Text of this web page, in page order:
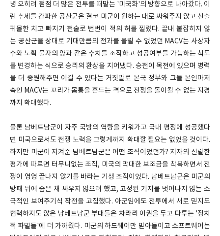
녕 오히려 점점 더 많은 전투를 떠맡는 '미국화'의 방향으로 나아갔다. 이
런 추세를 간파한 공산군은 결코 미군이 원하는 대로 싸워주지 않고 신출
귀몰한 치고 빠지기 전술로 번번이 적의 허를 찔렀다. 끝내 붙잡히지 않
는 공산군을 상대로 기대만큼의 전과를 올릴 수 없었던 MACV는 사상자
수와 노획 물자의 양과 같은 수치를 조작하고 성공여부를 가늠하는 척도
를 변경하는 식으로 승리의 환상을 지어냈다. 승전이 목전에 있으며 병력
을 더 증원해주면 이길 수 있다는 거짓말로 본국 정부와 그들 본인마저
속인 MACV는 꼬리가 몸통을 흔드는 격으로 전쟁을 돌이킬 수 없는 지경
까지 확대했다.
물론 남베트남군이 자주 국방의 역량을 키워가고 국내 평정에 성공했다
면 미국으로서도 전쟁 노력을 그렇게까지 확대할 필요는 없었을 것이다.
하지만 미군이 지켜준 남베트남군은 어떤 조직이었던가? 저자의 신랄한
평가에 따르면 터무니없는 조직, 미국의 막대한 보조금을 착복하면서 전
쟁이 영영 끝나지 않기를 바라는 기생 조직이었다. 남베트남군은 미군의
방패 뒤에 숨은 채 싸우지 않으려 했고, 고정된 기지를 벗어나지 않는 소
극적인 보여주기식 작전을 고집했다. 아군임에도 전투에서 서로 믿지도
협력하지도 않은 남베트남군 부대들은 차라리 이권을 두고 다투는 '정치
적 파벌들'에 더 가까웠다. 미군의 하드웨어만 받아들이고 소프트웨어는